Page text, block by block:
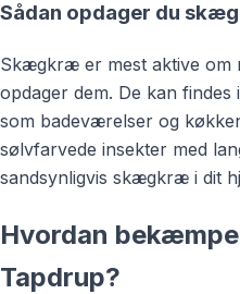
Sådan opdager du
Skægkræ er mest aktive om
opdager dem. De kan
som badeværelser og
sølvfarvede insekter med
sandsynligvis skægkræ i dit
Hvordan
Tapdrup?